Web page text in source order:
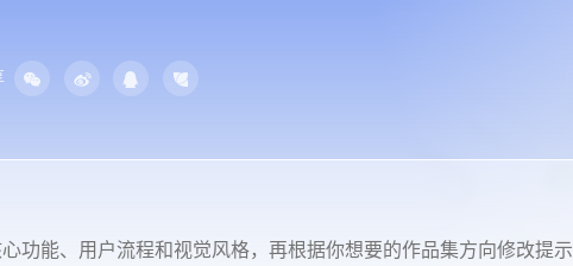
功能、用户流程和视觉风格，再根据你想要的作品集方向修改提示